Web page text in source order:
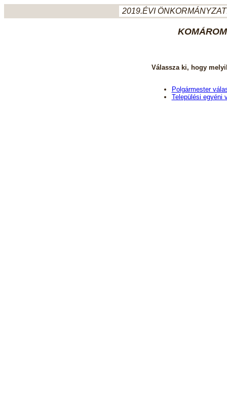
2019.ÉVI
Válassza ki, hogy
Polgármester
Települési egyéni